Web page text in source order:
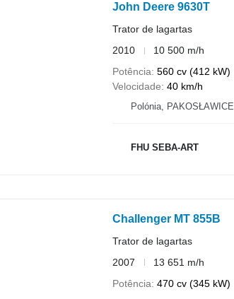
John Deere 9630T
Trator de lagartas
2010
10 500 m/h
Potência 560 cv (412 kW)
Velocidade 40 km/h
Polónia, PAKOSŁAWICE
FHU SEBA-ART
Challenger MT 855B
Trator de lagartas
2007
13 651 m/h
Potência 470 cv (345 kW)